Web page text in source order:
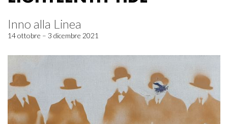
Inno alla Linea
14 ottobre – 3 dicembre 2021